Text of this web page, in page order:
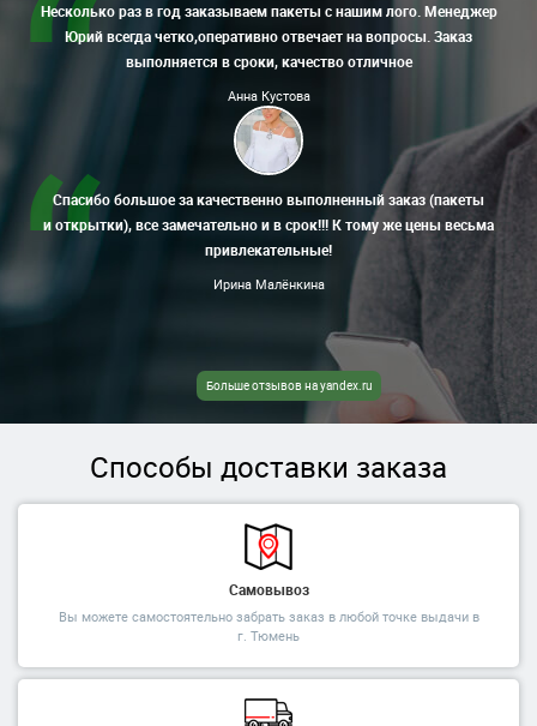
Несколько раз в год заказываем пакеты с нашим лого. Менеджер
Юрий всегда четко,оперативно отвечает на вопросы. Заказ
выполняется в сроки, качество отличное
Анна Кустова
Спасибо большое за качественно выполненный заказ (пакеты
и открытки), все замечательно и в срок!!! К тому же цены весьма
привлекательные!
Ирина Малёнкина
Больше отзывов на yandex.ru
Способы доставки заказа
Самовывоз
Вы можете самостоятельно забрать заказ в любой точке выдачи в
г. Тюмень